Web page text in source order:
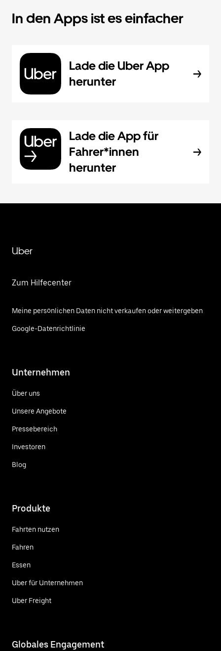
In den Apps ist es einfacher
Lade die Uber App
herunter
Lade die App für
Fahrer*innen
herunter
Uber
Zum Hilfecenter
Meine persönlichen Daten nicht verkaufen oder weitergeben
Google-Datenrichtlinie
Unternehmen
Über uns
Unsere Angebote
Pressebereich
Investoren
Blog
Produkte
Fahrten nutzen
Fahren
Essen
Uber für Unternehmen
Uber Freight
Globales Engagement